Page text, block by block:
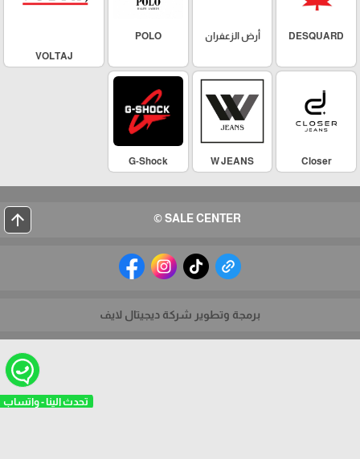
DESQUARD أرض الزعفران
POLO
VOLTAJ
Closer
W JEANS
G-Shock
SALE CENTER ©
arrow_upward
برمجة وتطوير شركة ديجيتال لايف